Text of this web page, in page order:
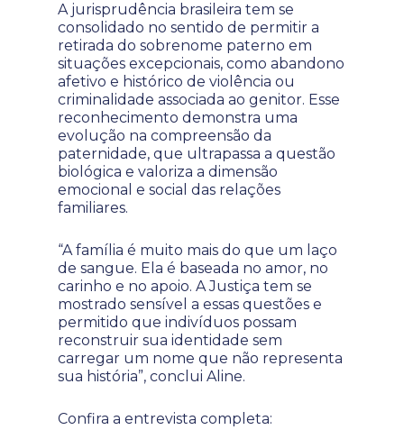
A jurisprudência brasileira tem se
consolidado no sentido de permitir a
retirada do sobrenome paterno em
situações excepcionais, como abandono
afetivo e histórico de violência ou
criminalidade associada ao genitor. Esse
reconhecimento demonstra uma
evolução na compreensão da
paternidade, que ultrapassa a questão
biológica e valoriza a dimensão
emocional e social das relações
familiares.
“A família é muito mais do que um laço
de sangue. Ela é baseada no amor, no
carinho e no apoio. A Justiça tem se
mostrado sensível a essas questões e
permitido que indivíduos possam
reconstruir sua identidade sem
carregar um nome que não representa
sua história”, conclui Aline.
Confira a entrevista completa: